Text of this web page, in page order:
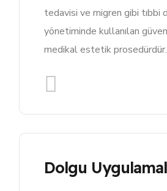
tedavisi ve migren gibi tıbbi
yönetiminde kullanılan
medikal estetik prosedürdür.
Dolgu